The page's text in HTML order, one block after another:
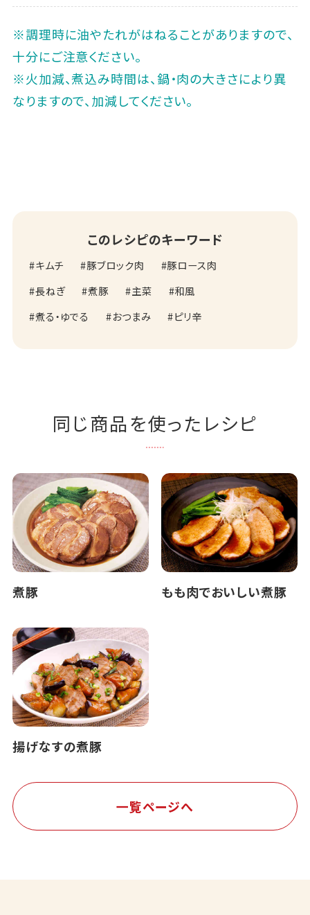
※調理時に油やたれがはねることがありますので、
十分にご注意ください。
※火加減、煮込み時間は、鍋・肉の大きさにより異
なりますので、加減してください。
このレシピのキーワード
キムチ 豚ブロック肉
豚ロース肉
長ねぎ
煮豚 主菜
和風
煮る・ゆでる
おつまみ ピリ辛
同じ商品を使ったレシピ
煮豚 もも肉でおいしい煮豚
揚げなすの煮豚
一覧ページへ